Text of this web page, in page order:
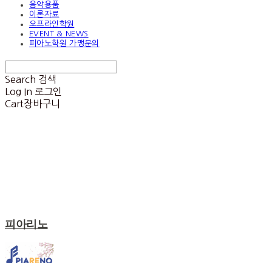
음악용품
이론자료
오프라인학원
EVENT & NEWS
피아노학원 가맹문의
Search 검색
Log In 로그인
Cart장바구니
피아리노